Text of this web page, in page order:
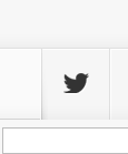
Zoeken